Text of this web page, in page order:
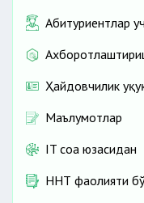
Абитуриентлар
Ҳайдовчилик
Маълумотлар
IT соҳа юзасидан
ННТ фаолияти